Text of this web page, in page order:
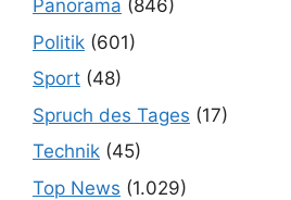
Panorama (846)
Politik (601)
Sport (48)
Spruch des Tages (17)
Technik (45)
Top News (1.029)